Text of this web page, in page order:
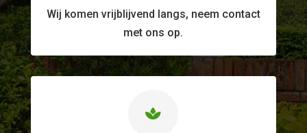
Wij komen vrijblijvend langs, neem contact
met ons op.
